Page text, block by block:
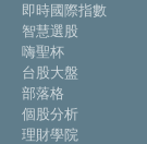
即時國際指數
智慧選股
嗨聖杯
台股大盤
部落格
個股分析
理財學院